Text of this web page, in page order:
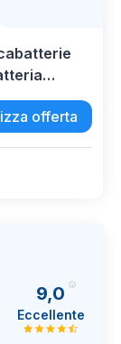
da
offerta
9,0
Eccellente